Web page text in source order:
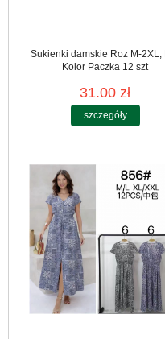
Sukienki damskie Roz M-2XL,
Kolor Paczka 12 szt
31.00 zł
szczegóły